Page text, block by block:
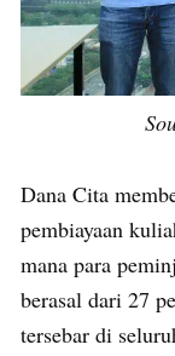
Dana Cita
pembiayaan
mana para
berasal dari 27
tersebar di